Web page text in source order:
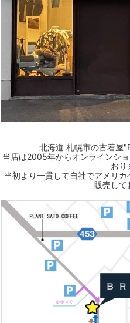
北海道 札幌市の古着屋
当店は2005年からオンラインシ
おり
当初より一貫して自社でアメリ
販売して